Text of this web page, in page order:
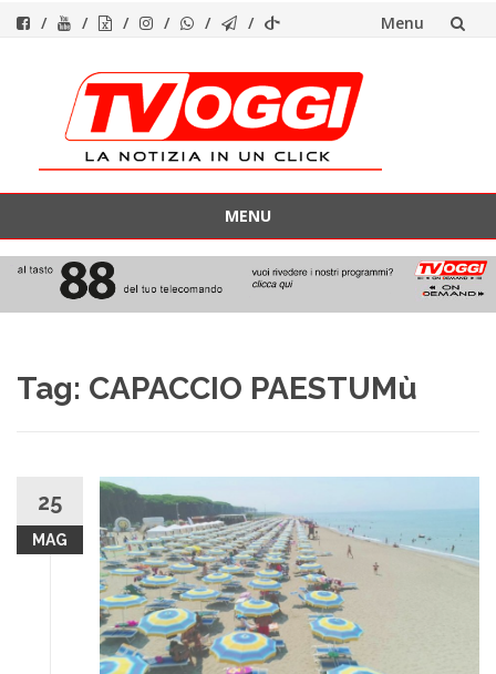
Menu
contenuto
MENU
contenuto
Tag: CAPACCIO PAESTUMù
25
MAG